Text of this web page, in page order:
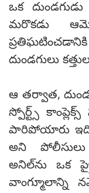
ఒక
మరొకడు
దుండగులు
ఆ తర్వాత,
స్పోర్ట్స్
పారిపోయారు ఇది
అని
అనిల్‌ను ఒక
వాంగ్మూలాన్ని